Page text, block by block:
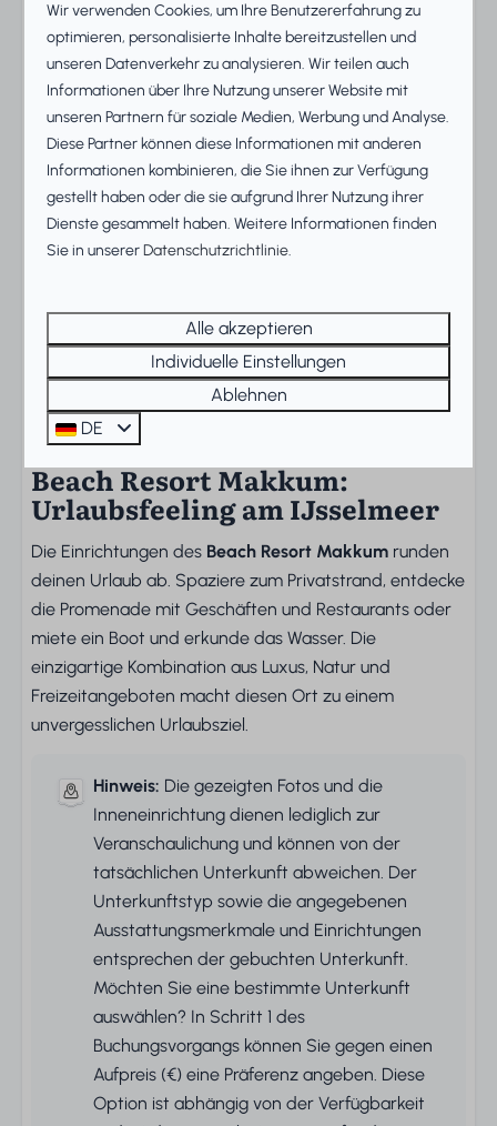
Wellness, Komfort und
Outdoor-Leben vereint
Die Villa ist auf einen entspannten und sorgenfreien
Aufenthalt ausgelegt. Drei Schlafzimmer, ein modernes
Badezimmer mit Badewanne und Dusche sowie ein
weiteres WC bieten reichlich Platz für bis zu sechs
Personen. Die Sauna verwandelt jeden Tag in ein
genießt. Die vollständig ausgestattete offene Küche
lädt zu gemütlichen Abendessen ein, und das
behagliche Wohnzimmer ist der perfekte Ort zum
Entspannen.
Beach Resort Makkum:
Urlaubsfeeling am IJsselmeer
Die Einrichtungen des Beach Resort Makkum runden
deinen Urlaub ab. Spaziere zum Privatstrand, entdecke
die Promenade mit Geschäften und Restaurants oder
miete ein Boot und erkunde das Wasser. Die
einzigartige Kombination aus Luxus, Natur und
Freizeitangeboten macht diesen Ort zu einem
unvergesslichen Urlaubsziel.
Hinweis: Die gezeigten Fotos und die
Inneneinrichtung dienen lediglich zur
Veranschaulichung und können von der
tatsächlichen Unterkunft abweichen. Der
Unterkunftstyp sowie die angegebenen
Ausstattungsmerkmale und Einrichtungen
entsprechen der gebuchten Unterkunft.
Möchten Sie eine bestimmte Unterkunft
auswählen? In Schritt 1 des
Buchungsvorgangs können Sie gegen einen
Aufpreis (€) eine Präferenz angeben. Diese
Option ist abhängig von der Verfügbarkeit
Wir verwenden Cookies, um Ihre Benutzererfahrung zu
optimieren, personalisierte Inhalte bereitzustellen und
unseren Datenverkehr zu analysieren. Wir teilen auch
Informationen über Ihre Nutzung unserer Website mit
unseren Partnern für soziale Medien, Werbung und Analyse.
Diese Partner können diese Informationen mit anderen
Informationen kombinieren, die Sie ihnen zur Verfügung
gestellt haben oder die sie aufgrund Ihrer Nutzung ihrer
Dienste gesammelt haben. Weitere Informationen finden
Sie in unsererDatenschutzrichtlinie.
Alle akzeptieren
Individuelle Einstellungen
Ablehnen
DE